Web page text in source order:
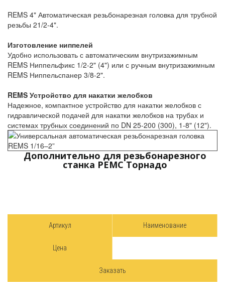
REMS 4" Автоматическая резьбонарезная головка для трубной
резьбы 21/2-4".
Изготовление ниппелей
Удобно использовать с автоматическим внутризажимным
REMS Ниппельфикс 1/2-2" (4") или с ручным внутризажимным
REMS Ниппельспанер 3/8-2".
REMS Устройство для накатки желобков
Надежное, компактное устройство для накатки желобков с
гидравлической подачей для накатки желобков на трубах и
системах трубных соединений по DN 25-200 (300), 1-8" (12").
Дополнительно для резьбонарезного
станка РЕМС Торнадо
Артикул Наименование
Цена
Заказать